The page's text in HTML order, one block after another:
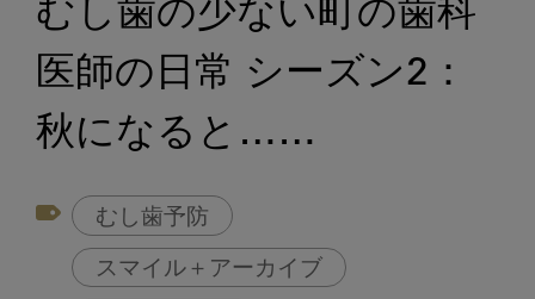
むし歯の少ない町の歯科
医師の日常 シーズン2：
秋になると……
むし歯予防
スマイル＋アーカイブ